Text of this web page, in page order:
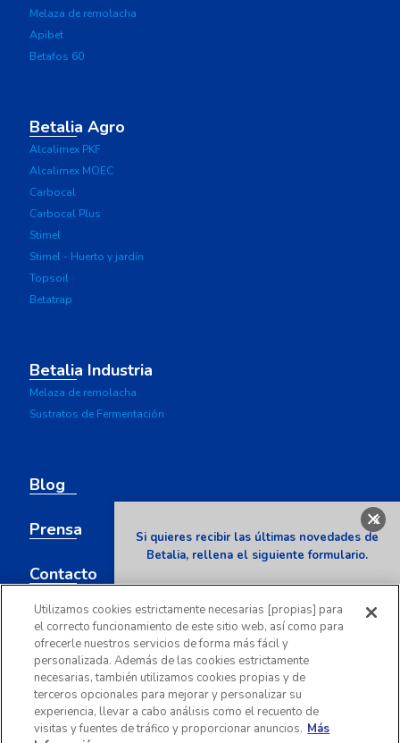
Melaza de remolacha
Apibet
Betafos 60
Betalia Agro
Alcalimex PKF
Alcalimex MOEC
Carbocal
Carbocal Plus
Stimel
Stimel - Huerto y jardín
Topsoil
Betatrap
Betalia Industria
Melaza de remolacha
Sustratos de Fermentación
Blog
Prensa
Contacto
Para compartir tus archivos con Azucarera haz click
Mapa web Aviso legal Política de cookies
Si quieres recibir las últimas novedades de
Betalia, rellena el siguiente formulario.
Nombre
Email
He leído y acepto lapolítica de
x
Utilizamos cookies estrictamente necesarias [propias] para
el correcto funcionamiento de este sitio web, así como para
ofrecerle nuestros servicios de forma más fácil y
personalizada. Además de las cookies estrictamente
necesarias, también utilizamos cookies propias y de
terceros opcionales para mejorar y personalizar su
experiencia, llevar a cabo análisis como el recuento de
visitas y fuentes de tráfico y proporcionar anuncios. Más